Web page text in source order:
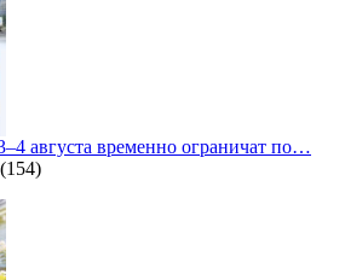
августа временно ограничат по…
(154)